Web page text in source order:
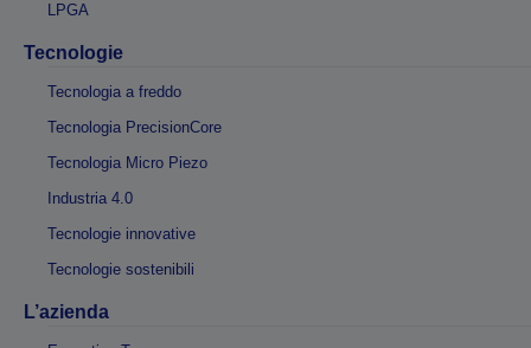
LPGA
Tecnologie
Tecnologia a freddo
Tecnologia PrecisionCore
Tecnologia Micro Piezo
Industria 4.0
Tecnologie innovative
Tecnologie sostenibili
L’azienda